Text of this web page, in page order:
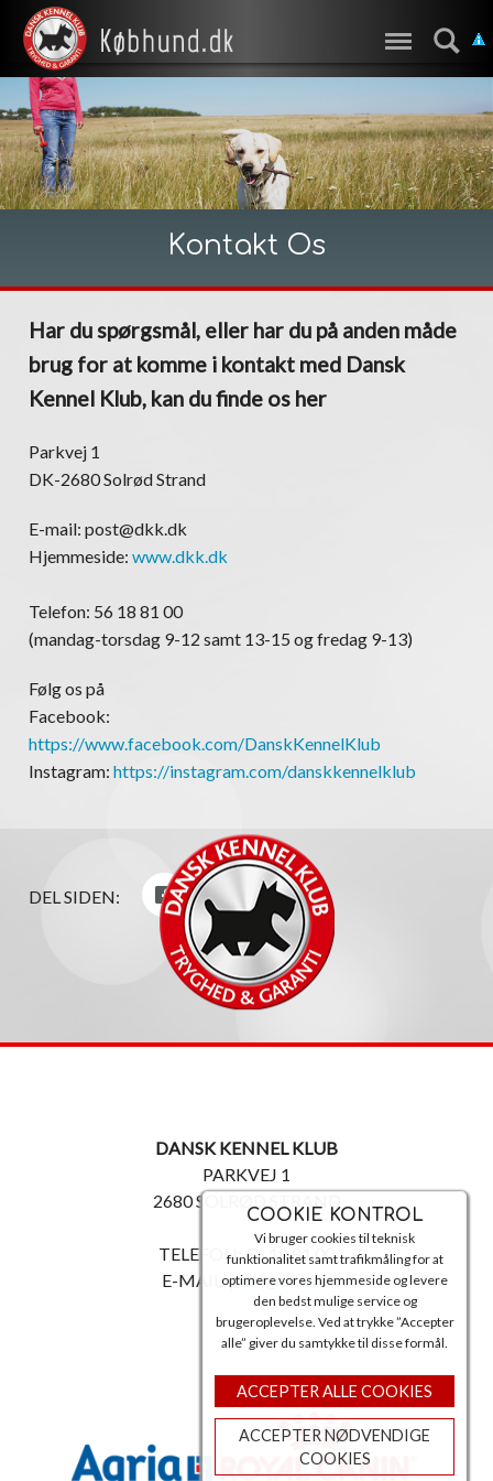
COOKIE KONTROL
Vi bruger cookies til teknisk
funktionalitet samt trafikmåling for at
optimere vores hjemmeside og levere
den bedst mulige service og
brugeroplevelse. Ved at trykke ”Accepter
alle” giver du samtykke til disse formål.
ACCEPTER ALLE COOKIES
ACCEPTER NØDVENDIGE
COOKIES
Kontakt Os
Har du spørgsmål, eller har du på anden måde
brug for at komme i kontakt med Dansk
Kennel Klub, kan du finde os her
Parkvej 1
DK-2680 Solrød Strand
E-mail: post@dkk.dk
Hjemmeside: www.dkk.dk
Telefon: 56 18 81 00
(mandag-torsdag 9-12 samt 13-15 og fredag 9-13)
Følg os på
Facebook:
https://www.facebook.com/DanskKennelKlub
Instagram: https://instagram.com/danskkennelklub
DEL SIDEN:
DANSK KENNEL KLUB
PARKVEJ 1
2680 SOLRØD STRAND
TELEFON: 56 18 81 00
E-MAIL:post@dkk.dk